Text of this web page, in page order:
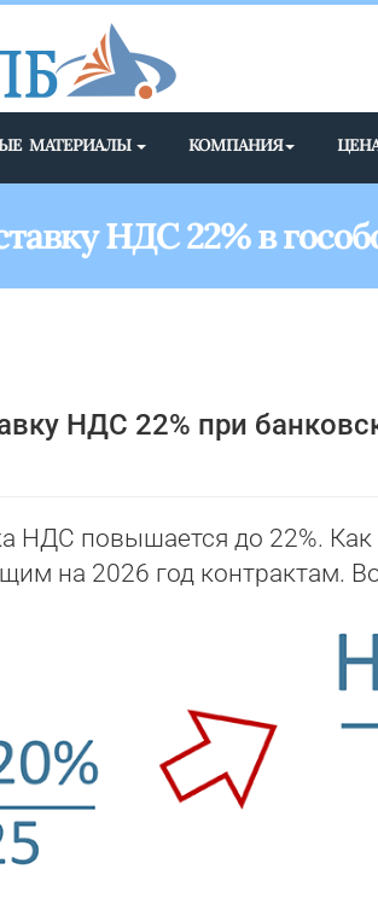
МАТЕРИАЛЫ КОМПАНИЯ
НДС 22% в
НДС 22% при
НДС повышается до 22%. Как
на 2026 год контрактам.